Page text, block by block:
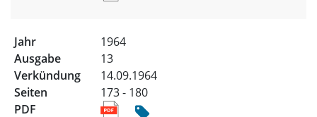
1964
13
14.09.1964
173 - 180